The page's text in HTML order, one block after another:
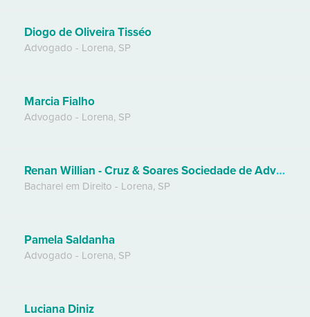
Diogo de Oliveira Tisséo
Advogado - Lorena, SP
Marcia Fialho
Advogado - Lorena, SP
Renan Willian - Cruz & Soares Sociedade de Advogados
Bacharel em Direito - Lorena, SP
Pamela Saldanha
Advogado - Lorena, SP
Luciana Diniz